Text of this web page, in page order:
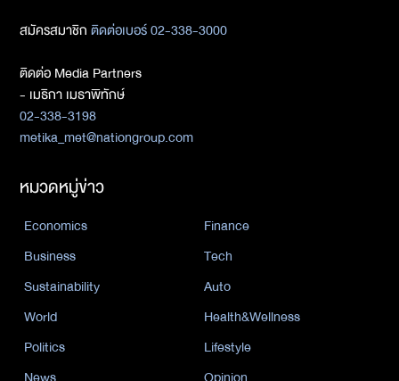
สมัครสมาชิกติดต่อเบอร์ 02-338-3000
ติดต่อ Media Partners
- เมธิกา เมธาพิทักษ์
02-338-3198
metika_met@nationgroup.com
หมวดหมู่ข่าว
Economics
Finance
Business
Tech
Sustainability
Auto
World
Health&Wellness
Politics
Lifestyle